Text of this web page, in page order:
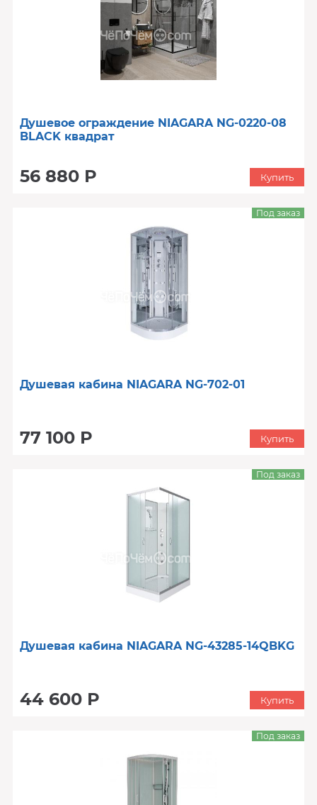
Душевое ограждение NIAGARA NG-0220-08
BLACK квадрат
56 880 Р Купить
Душевая кабина NIAGARA NG-702-01
77 100 Р
Под заказ
Купить
Душевая кабина NIAGARA NG-43285-14QBKG
44 600 Р
Под заказ
Купить
Под заказ